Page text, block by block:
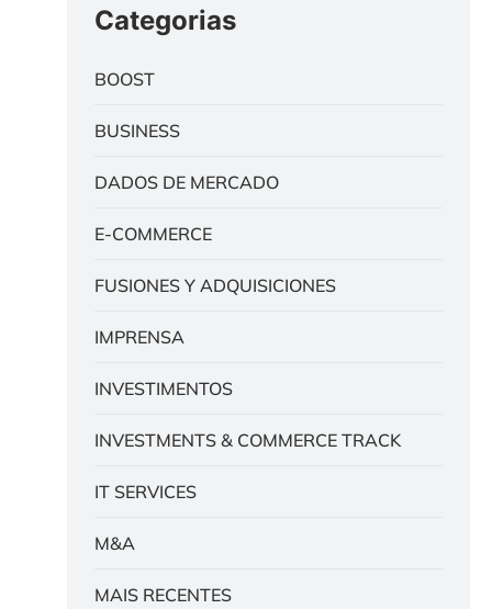
Categorias
BOOST
BUSINESS
DADOS DE MERCADO
E-COMMERCE
FUSIONES Y ADQUISICIONES
IMPRENSA
INVESTIMENTOS
INVESTMENTS & COMMERCE TRACK
IT SERVICES
M&A
MAIS RECENTES